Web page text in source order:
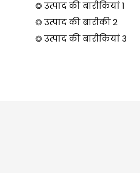
◎ उत्पाद की बारीकियां 1
◎ उत्पाद की बारीकी 2
◎ उत्पाद की बारीकियां 3